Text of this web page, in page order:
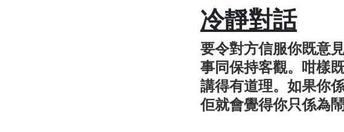
冷靜對話
要令對方信服你既意
事同保持客觀。咁樣
講得有道理。如果你
佢就會覺得你只係為